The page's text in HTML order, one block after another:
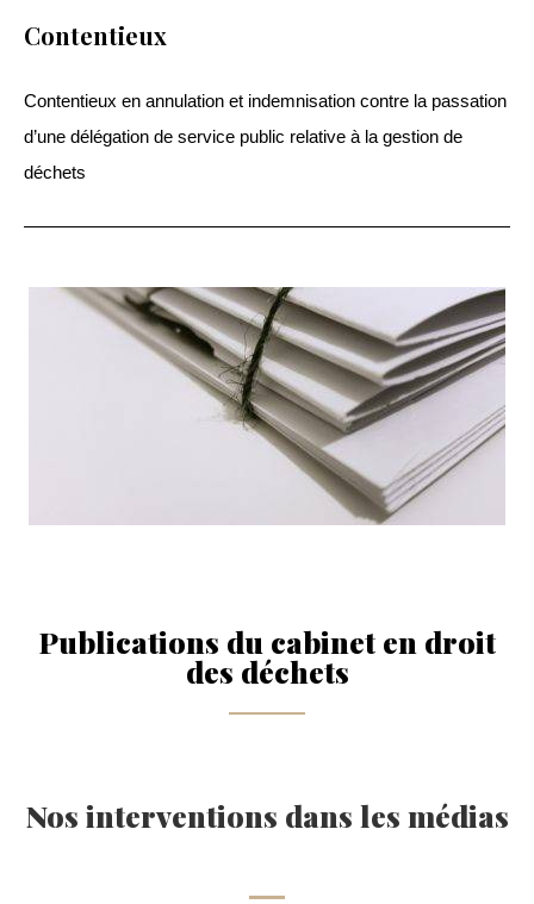
Contentieux
Contentieux en annulation et indemnisation contre la passation
d’une délégation de service public relative à la gestion de
déchets
Publications du cabinet en droit
des déchets
Nos interventions dans les médias